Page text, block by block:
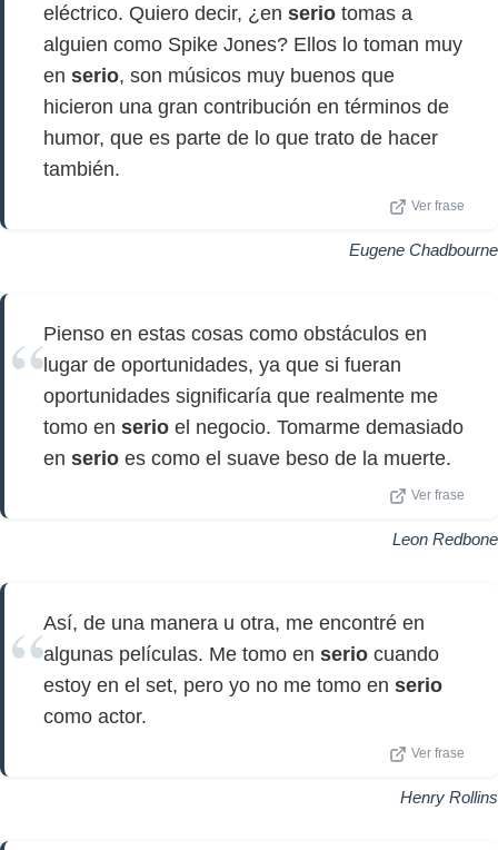
eléctrico. Quiero decir, ¿en serio tomas a
alguien como Spike Jones? Ellos lo toman muy
en serio, son músicos muy buenos que
hicieron una gran contribución en términos de
humor, que es parte de lo que trato de hacer
también.
Ver frase
Eugene Chadbourne
Pienso en estas cosas como obstáculos en
lugar de oportunidades, ya que si fueran
oportunidades significaría que realmente me
tomo en serio el negocio. Tomarme demasiado
en serio es como el suave beso de la muerte.
Ver frase
Leon Redbone
Así, de una manera u otra, me encontré en
algunas películas. Me tomo en serio cuando
estoy en el set, pero yo no me tomo en serio
como actor.
Ver frase
Henry Rollins